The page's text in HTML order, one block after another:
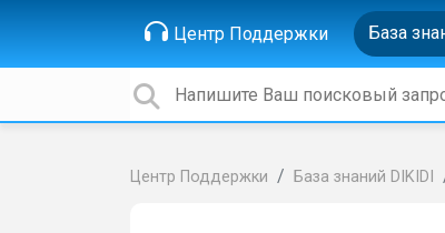
Центр Поддержки База
Центр Поддержки База знаний DIKIDI